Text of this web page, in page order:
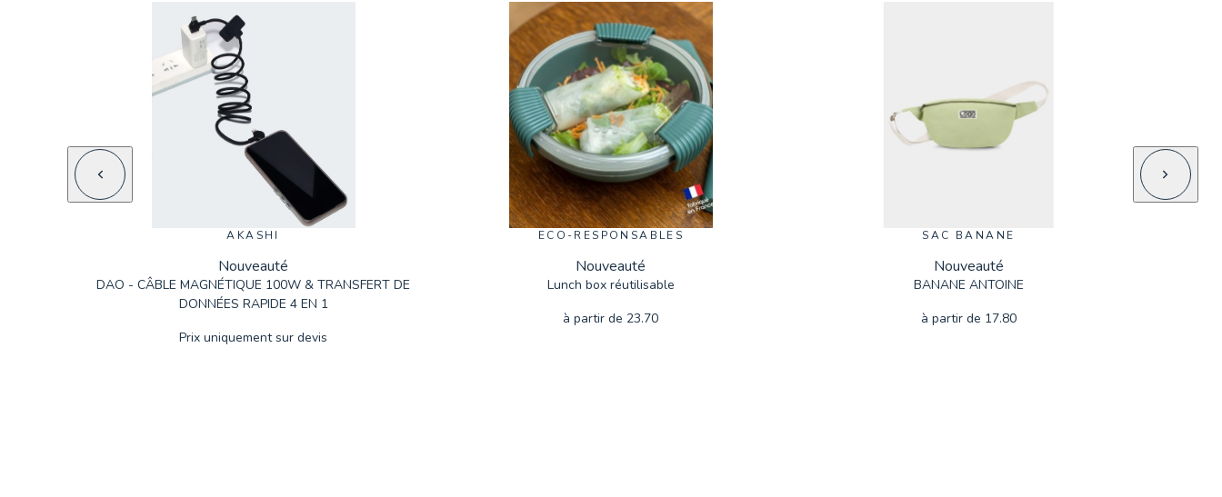
AKASHI
Nouveauté
DAO - CÂBLE MAGNÉTIQUE 100W & TRANSFERT DE
DONNÉES RAPIDE 4 EN 1
Prix uniquement sur devis
ECO-RESPONSABLES
Nouveauté
Lunch box réutilisable
à partir de 23.70
SAC BANANE
Nouveauté
BANANE ANTOINE
à partir de 17.80